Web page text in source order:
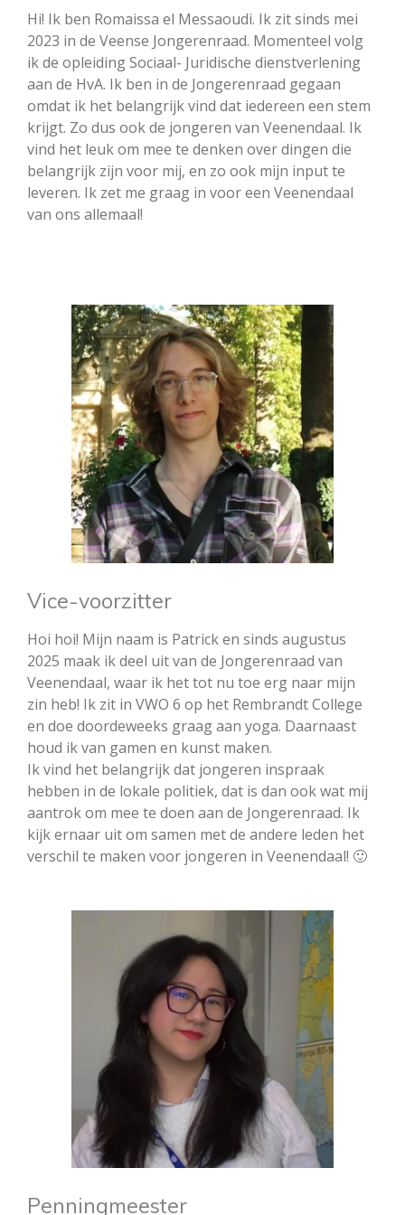
Hi! Ik ben Romaissa el Messaoudi. Ik zit sinds mei
2023 in de Veense Jongerenraad. Momenteel volg
ik de opleiding Sociaal- Juridische dienstverlening
aan de HvA. Ik ben in de Jongerenraad gegaan
omdat ik het belangrijk vind dat iedereen een stem
krijgt. Zo dus ook de jongeren van Veenendaal. Ik
vind het leuk om mee te denken over dingen die
belangrijk zijn voor mij, en zo ook mijn input te
leveren. Ik zet me graag in voor een Veenendaal
van ons allemaal!
Vice-voorzitter
Hoi hoi! Mijn naam is Patrick en sinds augustus
2025 maak ik deel uit van de Jongerenraad van
Veenendaal, waar ik het tot nu toe erg naar mijn
zin heb! Ik zit in VWO 6 op het Rembrandt College
en doe doordeweeks graag aan yoga. Daarnaast
houd ik van gamen en kunst maken.
Ik vind het belangrijk dat jongeren inspraak
hebben in de lokale politiek, dat is dan ook wat mij
aantrok om mee te doen aan de Jongerenraad. Ik
kijk ernaar uit om samen met de andere leden het
verschil te maken voor jongeren in Veenendaal! 🙂
Penningmeester